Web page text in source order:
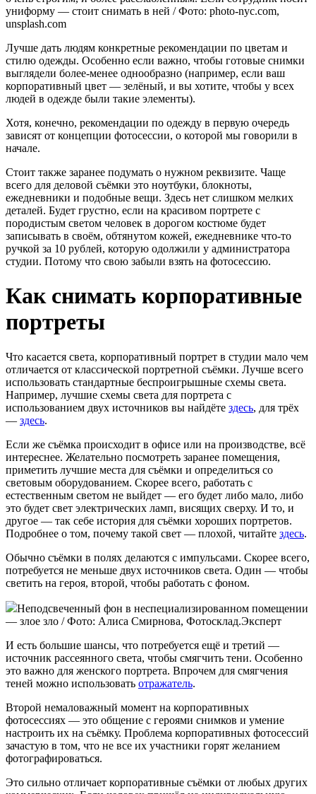
униформу — стоит снимать в ней / Фото: photo-nyc.com,
unsplash.com
Лучше дать людям конкретные рекомендации по цветам и
стилю одежды. Особенно если важно, чтобы готовые снимки
выглядели более-менее однообразно (например, если ваш
корпоративный цвет — зелёный, и вы хотите, чтобы у всех
людей в одежде были такие элементы).
Хотя, конечно, рекомендации по одежду в первую очередь
зависят от концепции фотосессии, о которой мы говорили в
начале.
Стоит также заранее подумать о нужном реквизите. Чаще
всего для деловой съёмки это ноутбуки, блокноты,
ежедневники и подобные вещи. Здесь нет слишком мелких
деталей. Будет грустно, если на красивом портрете с
породистым светом человек в дорогом костюме будет
записывать в своём, обтянутом кожей, ежедневнике что-то
ручкой за 10 рублей, которую одолжили у администратора
студии. Потому что свою забыли взять на фотосессию.
Как снимать корпоративные
портреты
Что касается света, корпоративный портрет в студии мало чем
отличается от классической портретной съёмки. Лучше всего
использовать стандартные беспроигрышные схемы света.
Например, лучшие схемы света для портрета с
использованием двух источников вы найдёте здесь, для трёх
— здесь.
Если же съёмка происходит в офисе или на производстве, всё
интереснее. Желательно посмотреть заранее помещения,
приметить лучшие места для съёмки и определиться со
световым оборудованием. Скорее всего, работать с
естественным светом не выйдет — его будет либо мало, либо
это будет свет электрических ламп, висящих сверху. И то, и
другое — так себе история для съёмки хороших портретов.
Подробнее о том, почему такой свет — плохой, читайте здесь.
Обычно съёмки в полях делаются с импульсами. Скорее всего,
потребуется не меньше двух источников света. Один — чтобы
светить на героя, второй, чтобы работать с фоном.
Неподсвеченный фон в неспециализированном помещении
— злое зло / Фото: Алиса Смирнова, Фотосклад.Эксперт
И есть большие шансы, что потребуется ещё и третий —
источник рассеянного света, чтобы смягчить тени. Особенно
это важно для женского портрета. Впрочем для смягчения
теней можно использовать отражатель.
Второй немаловажный момент на корпоративных
фотосессиях — это общение с героями снимков и умение
настроить их на съёмку. Проблема корпоративных фотосессий
зачастую в том, что не все их участники горят желанием
фотографироваться.
Это сильно отличает корпоративные съёмки от любых других